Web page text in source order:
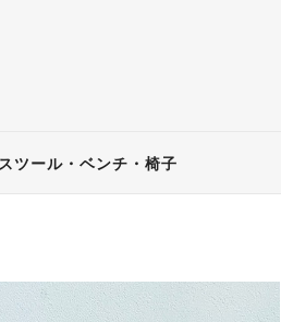
スツール・ベンチ・椅子